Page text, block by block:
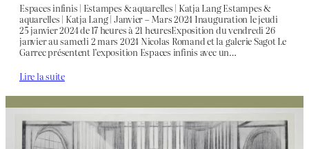
Espaces infinis | Estampes & aquarelles | Katja Lang Estampes &
aquarelles | Katja Lang | Janvier – Mars 2024 Inauguration le jeudi
25 janvier 2024 de 17 heures à 21 heuresExposition du vendredi 26
janvier au samedi 2 mars 2024 Nicolas Romand et la galerie Sagot Le
Garrec présentent l’exposition Espaces infinis avec un…
Lire la suite